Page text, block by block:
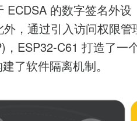
ECDSA 的数字签名外设
，通过引入访问权限管
，ESP32-C61 打造了一
了软件隔离机制。